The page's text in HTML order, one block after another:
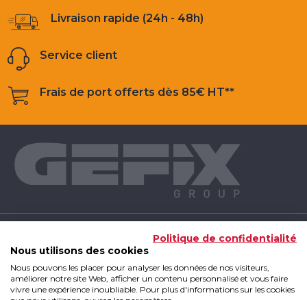
Livraison rapide (24h - 48h)
Service client
Frais de port offerts dès 85€ HT**
INFOS UTILES
Politique de confidentialité
Nous utilisons des cookies
Nous pouvons les placer pour analyser les données de nos visiteurs,
améliorer notre site Web, afficher un contenu personnalisé et vous faire
vivre une expérience inoubliable. Pour plus d'informations sur les cookies